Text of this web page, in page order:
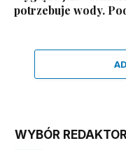
potrzebuje wody.
WYBÓR